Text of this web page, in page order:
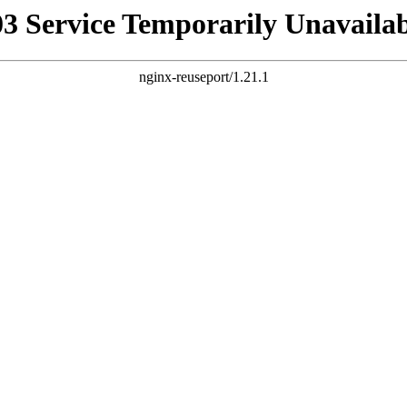
Service Temporarily
nginx-reuseport/1.21.1